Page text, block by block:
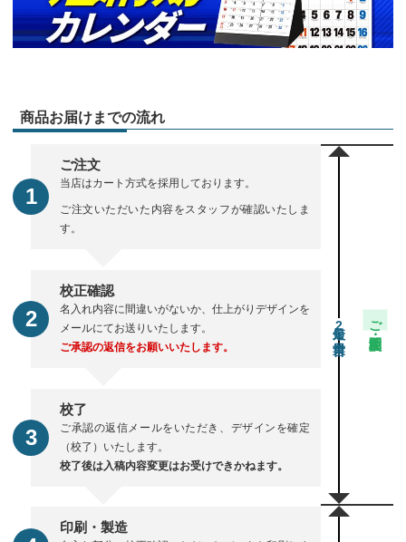
商品お届けまでの流れ
ご注文
当店はカート方式を採用しております。
ご注文いただいた内容をスタッフが確認いたしま
す。
校正確認
名入れ内容に間違いがないか、仕上がりデザインを
メールにてお送りいたします。
ご承認の返信をお願いいたします。
校了
ご承認の返信メールをいただき、デザインを確定
（校了）いたします。
校了後は入稿内容変更はお受けできかねます。
2 ご注文・校正期間
印刷・製造